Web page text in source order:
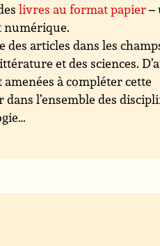
livres au format papier–
numérique.
des articles dans les
et des sciences.
à compléter cette
l’ensemble des